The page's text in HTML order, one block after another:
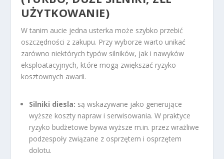
UŻYTKOWANIE)
W tanim aucie jedna usterka może szybko przebić
oszczędności z zakupu. Przy wyborze warto unikać
zarówno niektórych typów silników, jak i nawyków
eksploatacyjnych, które mogą zwiększać ryzyko
kosztownych awarii.
Silniki diesla: są wskazywane jako generujące
wyższe koszty napraw i serwisowania. W praktyce
ryzyko budżetowe bywa wyższe m.in. przez wrażliwe
podzespoły związane z osprzętem i osprzętem
dolotu.